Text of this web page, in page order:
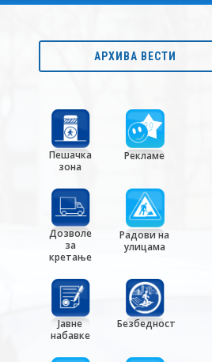
АРХИВА ВЕСТИ
Пешачка
зона
Рекламе
Дозволе
за
кретање
Радови на
улицама
Јавне
набавке
Безбедност